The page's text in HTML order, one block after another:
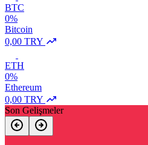
BTC
0%
Bitcoin
0,00 TRY
ETH
0%
Ethereum
0,00 TRY
Son Gelişmeler